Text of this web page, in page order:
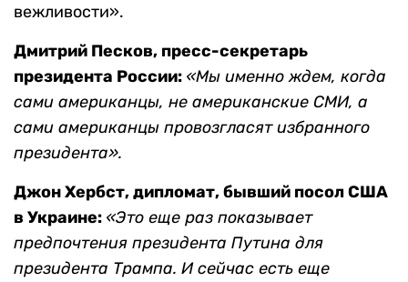
вежливости».
Дмитрий Песков, пресс-секретарь
президента России: «Мы именно ждем, когда
сами американцы, не американские СМИ, а
сами американцы провозгласят избранного
президента».
Джон Хербст, дипломат, бывший посол США
в Украине: «Это еще раз показывает
предпочтения президента Путина для
президента Трампа. И сейчас есть еще